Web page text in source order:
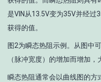
是V IN从13.5V变为35V并经过
获得的值。
图2为瞬态热阻示例。从图中
（脉冲宽度）的增加而增加
瞬态热阻通常会以曲线图的方